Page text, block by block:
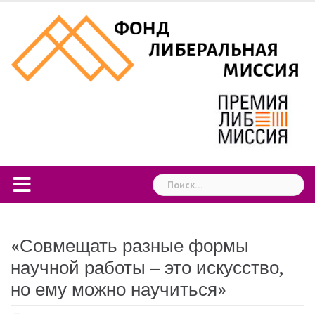
content
Найти:
«Совмещать разные формы
научной работы – это искусство,
но ему можно научиться»